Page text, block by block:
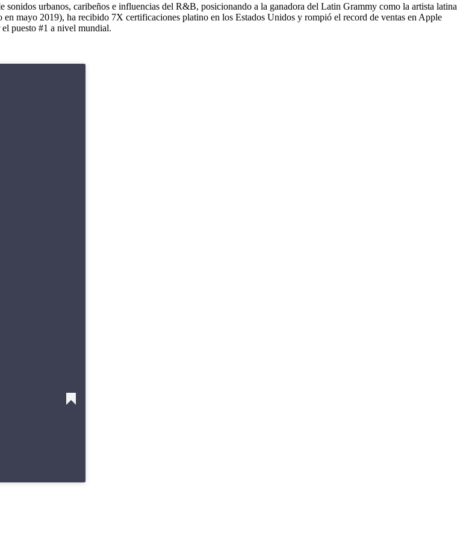
urbanos, caribeños e influencias del R&B, posicionando a la ganadora del Latin Grammy como la artista latina
en mayo 2019), ha recibido 7X certificaciones platino en los Estados Unidos y rompió el record de ventas en Apple
puesto #1 a nivel mundial.